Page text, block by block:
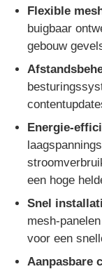
Flexible
buigbaar
gebouw
Energie-
een hoge
Snel
mesh-
voor een
Aanpasbare